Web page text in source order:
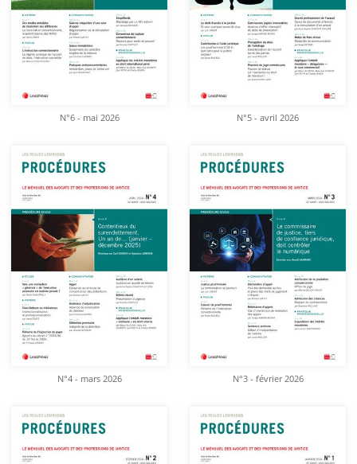
N°6 - mai 2026 N°5 - avril 2026
N°4 - mars 2026 N°3 - février 2026